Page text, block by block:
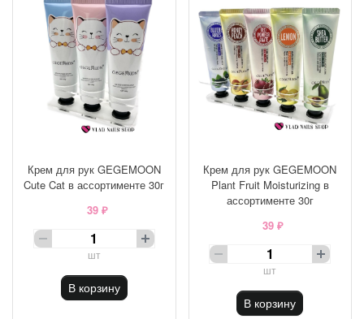
Крем для рук GEGEMOON
Cute Cat в ассортименте 30г
39 ₽
шт
В корзину
Крем для рук GEGEMOON
Plant Fruit Moisturizing в
ассортименте 30г
39 ₽
шт
В корзину